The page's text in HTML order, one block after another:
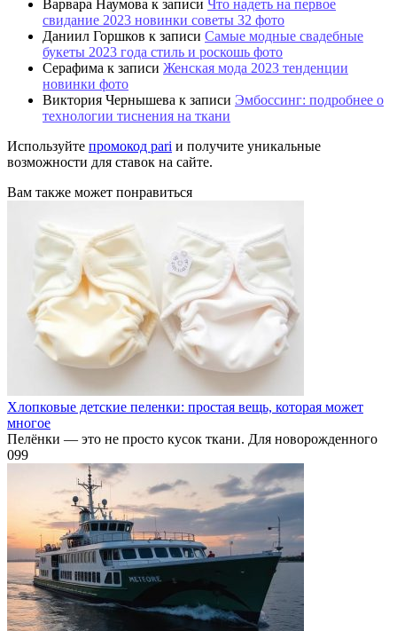
Варвара Наумова к записи Что надеть на первое
свидание 2023 новинки советы 32 фото
Даниил Горшков к записи Самые модные свадебные
букеты 2023 года стиль и роскошь фото
Серафима к записи Женская мода 2023 тенденции
новинки фото
Виктория Чернышева к записи Эмбоссинг: подробнее о
технологии тиснения на ткани
Используйте промокод pari и получите уникальные
возможности для ставок на сайте.
Вам также может понравиться
Хлопковые детские пеленки: простая вещь, которая может
многое
Пелёнки — это не просто кусок ткани. Для новорожденного
099